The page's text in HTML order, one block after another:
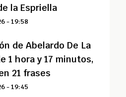
la Espriella
- 19:58
de Abelardo De La
1 hora y 17 minutos,
21 frases
- 19:45